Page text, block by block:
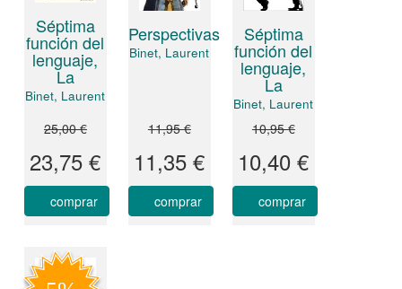
Séptima
función del
lenguaje,
La
Binet, Laurent
25,00 €
23,75 €
comprar
Perspectivas
Binet, Laurent
11,95 €
11,35 €
comprar
Séptima
función del
lenguaje,
La
Binet, Laurent
10,95 €
10,40 €
comprar